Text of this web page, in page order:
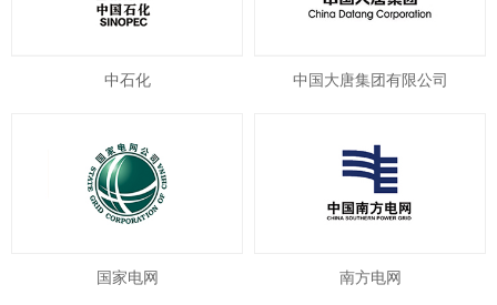
中石化 中国大唐集团有限公司
国家电网 南方电网